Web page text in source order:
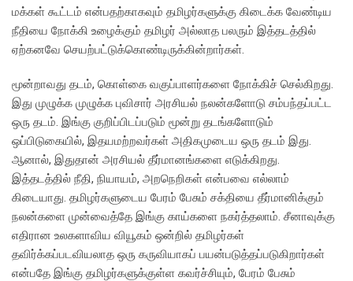
மக்கள் கூட்டம் என்பதற்காகவும் தமிழர்களுக்கு கிடைக்க வேண்டிய
நீதியை நோக்கி உழைக்கும் தமிழர் அல்லாத பலரும் இத்தடத்தில்
ஏற்கனவே செயற்பட்டுக்கொண்டிருக்கின்றார்கள்.
மூன்றாவது தடம், கொள்கை வகுப்பாளர்களை நோக்கிச் செல்கிறது.
இது முழுக்க முழுக்க புவிசார் அரசியல் நலன்களோடு சம்பந்தப்பட்ட
ஒரு தடம். இங்கு குறிப்பிடப்படும் மூன்று தடங்களோடும்
ஒப்பிடுகையில், இதயமற்றவர்கள் அதிகமுடைய ஒரு தடம் இது.
ஆனால், இதுதான் அரசியல் தீர்மானங்களை எடுக்கிறது.
இத்தடத்தில் நீதி, நியாயம், அறநெறிகள் என்பவை எல்லாம்
கிடையாது. தமிழர்களுடைய பேரம் பேசும் சக்தியை தீர்மானிக்கும்
நலன்களை முன்வைத்தே இங்கு காய்களை நகர்த்தலாம். சீனாவுக்கு
எதிரான உலகளாவிய வியூகம் ஒன்றில் தமிழர்கள்
தவிர்க்கப்படவியலாத ஒரு கருவியாகப் பயன்படுத்தப்படுகிறார்கள்
என்பதே இங்கு தமிழர்களுக்குள்ள கவர்ச்சியும், பேரம் பேசும்